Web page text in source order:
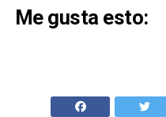
Me gusta esto: